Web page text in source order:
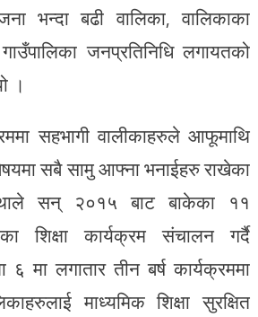
भन्दा बढी वालिका, वालिकाका
जनप्रतिनिधि लगायतको
।
सहभागी वालीकाहरुले आफूमाथि
सबै सामु आफ्ना भनाईहरु राखेका
सन् २०१५ बाट बाकेका ११
शिक्षा कार्यक्रम संचालन गर्दै
मा लगातार तीन बर्ष कार्यक्रममा
माध्यमिक शिक्षा सुरक्षित